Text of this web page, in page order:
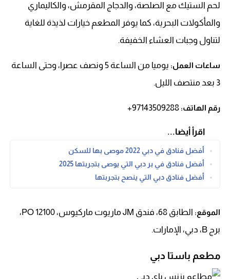
لحم الستيك مع الصلصة، والدجاج المقرمش، والكاليماري
والمأكولات البحرية، كما يوفر المطعم خيارات لذيذة للغاية
لتناول وجبات العشاء الخفيفة.
ساعات العمل:
يوميا من الساعة 5 ونصف عصرا، وحتى الساعة
3 بعد منتصف الليل.
رقم الهاتف:
اقرأ أيضا...
أفضل فنادق في دبي 2022 موصى بها للسكن
أفضل فنادق في بر دبي التي يوصى بتجربتها 2025
أفضل فنادق دبي التي ينصح بتجربتها
الموقع:
الطابق 68، فندق JM ماريوت ماركيوس، PO 12100،
برج B، دبي، الإمارات.
مطعم باستا دبي